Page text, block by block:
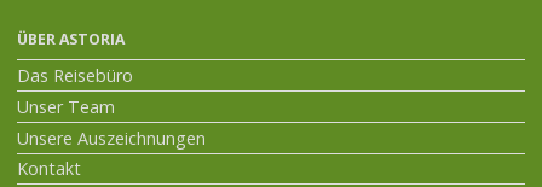
ÜBER ASTORIA
Das Reisebüro
Unser Team
Unsere Auszeichnungen
Kontakt